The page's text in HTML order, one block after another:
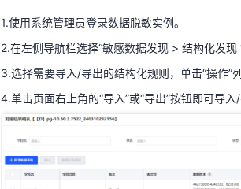
1.使用系统管理员登录数据脱敏实例。
2.在左侧导航栏选择“敏感数据发现 > 结构化发现
3.选择需要导入/导出的结构化规则，单击“操作”
4.单击页面右上角的“导入”或“导出”按钮即可导入/